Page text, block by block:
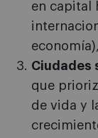
en capital
Ciudades
que
de vida y